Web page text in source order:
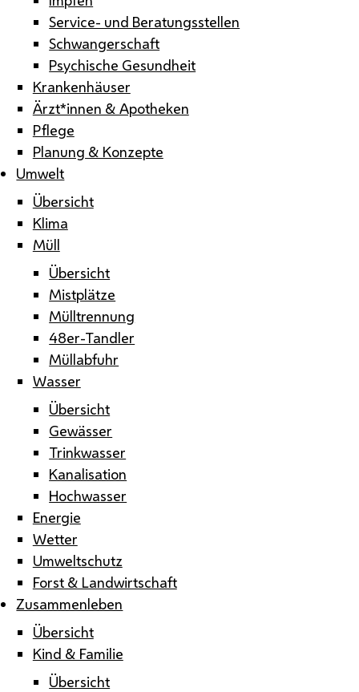
Service- und Beratungsstellen
Schwangerschaft
Psychische Gesundheit
Krankenhäuser
Ärzt*innen & Apotheken
Pflege
Planung & Konzepte
Umwelt
Übersicht
Klima
Müll
Übersicht
Mistplätze
Mülltrennung
48er-Tandler
Müllabfuhr
Wasser
Übersicht
Gewässer
Trinkwasser
Kanalisation
Hochwasser
Energie
Wetter
Umweltschutz
Forst & Landwirtschaft
Zusammenleben
Übersicht
Kind & Familie
Übersicht